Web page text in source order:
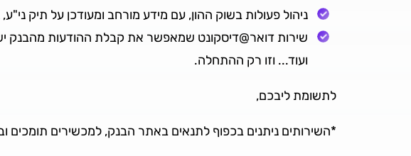
ניהול פעולות בשוק ההון, עם מידע מורחב ומעודכן על תיק ני"ע,
שירות דואר@דיסקונט שמאפשר את קבלת ההודעות מהבנק
ועוד... וזו רק ההתחלה.
לתשומת ליבכם,
*השירותים ניתנים בכפוף לתנאים באתר הבנק, למכשירים